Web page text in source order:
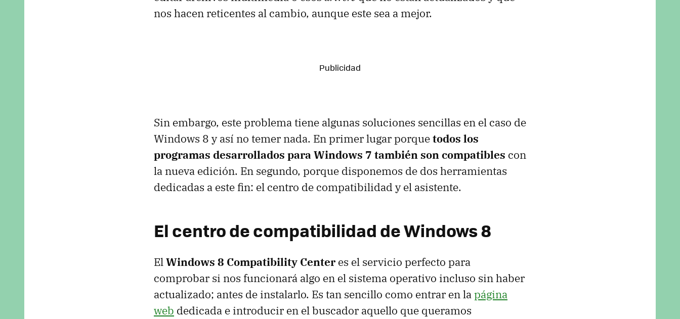
nos hacen reticentes al cambio, aunque este sea a mejor.
Sin embargo, este problema tiene algunas soluciones sencillas en el caso de
Windows 8 y así no temer nada. En primer lugar porquetodos los
programas desarrollados para Windows 7 también son compatibles con
la nueva edición. En segundo, porque disponemos de dos herramientas
dedicadas a este fin: el centro de compatibilidad y el asistente.
El centro de compatibilidad de Windows 8
ElWindows 8 Compatibility Center es el servicio perfecto para
comprobar si nos funcionará algo en el sistema operativo incluso sin haber
actualizado; antes de instalarlo. Es tan sencillo como entrar en lapágina
web dedicada e introducir en el buscador aquello que queramos